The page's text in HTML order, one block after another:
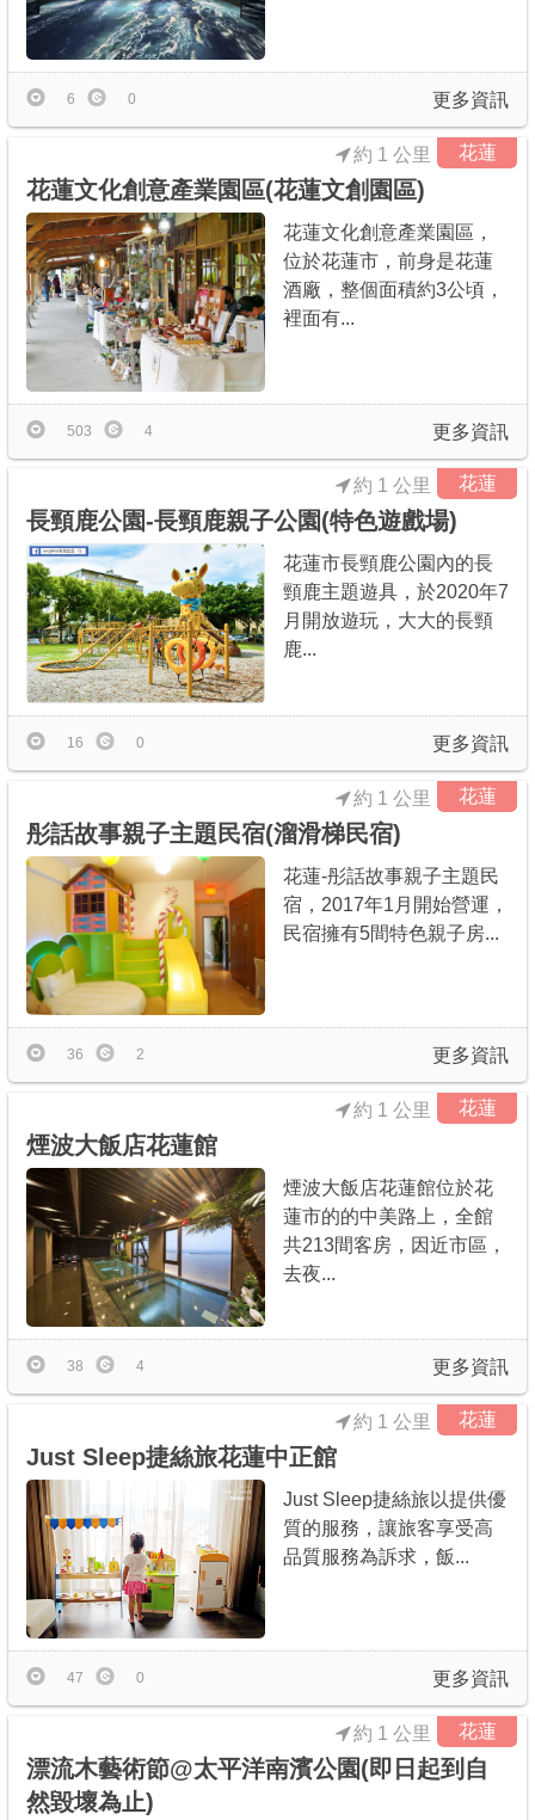
更多資訊
6 0
花蓮
花蓮文化創意產業園區(花蓮文創園區)
約 1 公里
花蓮文化創意產業園區，
位於花蓮市，前身是花蓮
酒廠，整個面積約3公頃，
裡面有...
更多資訊
503 4
花蓮
長頸鹿公園-長頸鹿親子公園(特色遊戲場)
約 1 公里
花蓮市長頸鹿公園內的長
頸鹿主題遊具，於2020年7
月開放遊玩，大大的長頸
鹿...
更多資訊
16 0
花蓮
彤話故事親子主題民宿(溜滑梯民宿)
約 1 公里
花蓮-彤話故事親子主題民
宿，2017年1月開始營運，
民宿擁有5間特色親子房...
更多資訊
36 2
花蓮
煙波大飯店花蓮館
約 1 公里
煙波大飯店花蓮館位於花
蓮市的的中美路上，全館
共213間客房，因近市區，
去夜...
更多資訊
38 4
花蓮
Just Sleep捷絲旅花蓮中正館
約 1 公里
Just Sleep捷絲旅以提供優
質的服務，讓旅客享受高
品質服務為訴求，飯...
更多資訊
47 0
花蓮
漂流木藝術節@太平洋南濱公園(即日起到自
然毀壞為止)
約 1 公里